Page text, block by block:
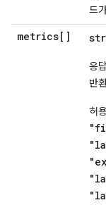
드
metrics[]
응
반
허